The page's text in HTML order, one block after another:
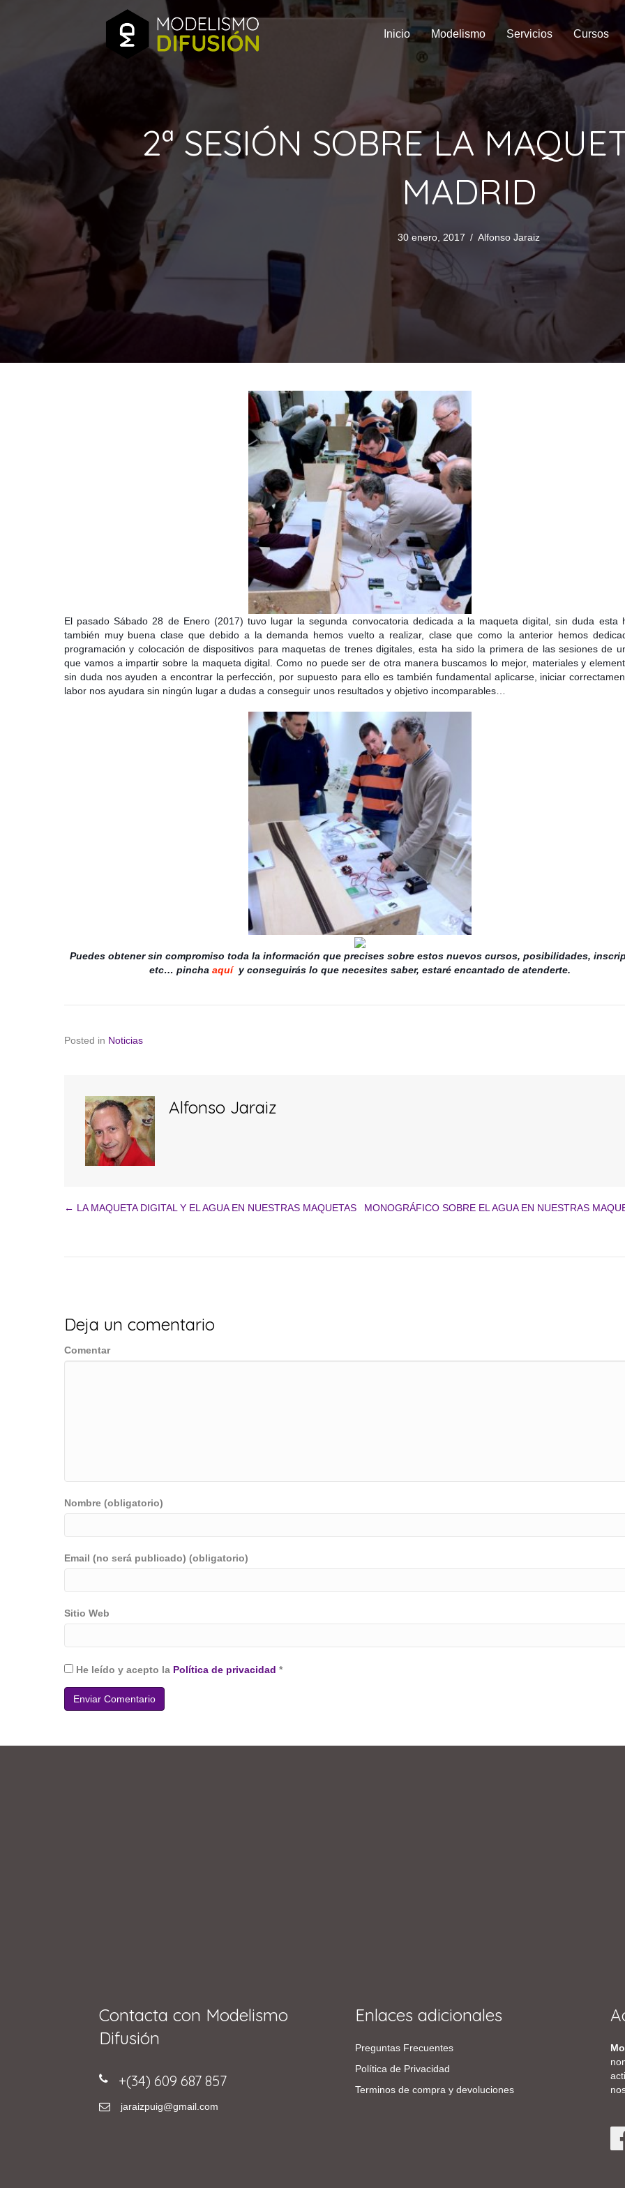
Inicio Modelismo Servicios Cursos
2ª SESIÓN SOBRE LA
MADRID
30 enero, 2017 / Alfonso Jaraiz
El pasado Sábado 28 de Enero (2017) tuvo lugar la segunda convocatoria dedicada a la maqueta digital, sin duda esta
también muy buena clase que debido a la demanda hemos vuelto a realizar, clase que como la anterior hemos
programación y colocación de dispositivos para maquetas de trenes digitales, esta ha sido la primera de las sesiones de
que vamos a impartir sobre la maqueta digital. Como no puede ser de otra manera buscamos lo mejor, materiales y
sin duda nos ayuden a encontrar la perfección, por supuesto para ello es también fundamental aplicarse, iniciar
labor nos ayudara sin ningún lugar a dudas a conseguir unos resultados y objetivo incomparables…
Puedes obtener sin compromiso toda la información que precises sobre estos nuevos cursos, posibilidades,
etc… pincha aquí y conseguirás lo que necesites saber, estaré encantado de atenderte.
Posted in Noticias
Alfonso Jaraiz
← LA MAQUETA DIGITAL Y EL AGUA EN NUESTRAS MAQUETAS
MONOGRÁFICO SOBRE EL AGUA EN NUESTRAS
Deja un comentario
Comentar
Nombre (obligatorio)
Email (no será publicado) (obligatorio)
Sitio Web
He leído y acepto la Política de privacidad *
Contacta con Modelismo
Difusión
+(34) 609 687 857
jaraizpuig@gmail.com
Enlaces adicionales
Preguntas Frecuentes
Política de Privacidad
Terminos de compra y devoluciones